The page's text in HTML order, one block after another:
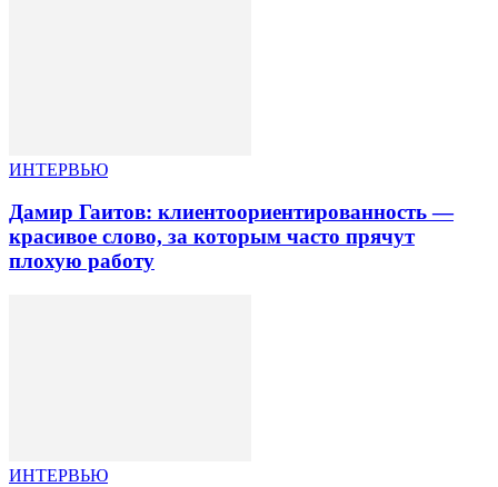
ИНТЕРВЬЮ
Дамир Гаитов: клиентоориентированность —
красивое слово, за которым часто прячут
плохую работу
ИНТЕРВЬЮ